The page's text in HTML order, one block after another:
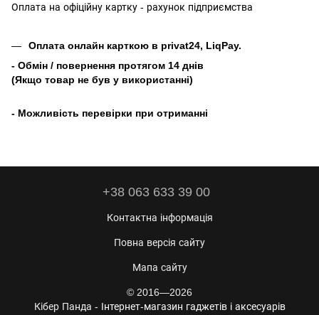
Оплата на офіційну картку - рахунок підприємства
Оплата онлайн карткою в privat24, LiqPay.
- Обмін / повернення протягом 14 днів
(Якщо товар не був у використанні)
- Можливість перевірки при отриманні
+38 063 633 39 00
Контактна інформація
Повна версія сайту
Мапа сайту
© 2016—2026
Кібер Панда - Інтернет-магазин гаджетів і аксесуарів